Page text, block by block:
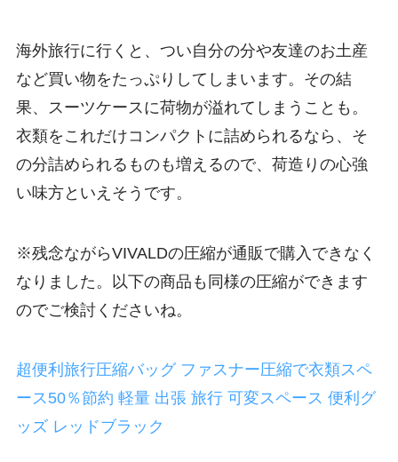
海外旅行に行くと、つい自分の分や友達のお土産
など買い物をたっぷりしてしまいます。その結
果、スーツケースに荷物が溢れてしまうことも。
衣類をこれだけコンパクトに詰められるなら、そ
の分詰められるものも増えるので、荷造りの心強
い味方といえそうです。
※残念ながらVIVALDの圧縮が通販で購入できなく
なりました。以下の商品も同様の圧縮ができます
のでご検討くださいね。
超便利旅行圧縮バッグ ファスナー圧縮で衣類スペ
ース50％節約 軽量 出張 旅行 可変スペース 便利グ
ッズ レッドブラック